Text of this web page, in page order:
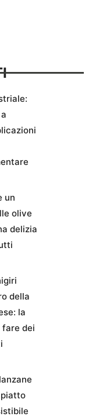
un
olive
delizia
della
la
dei